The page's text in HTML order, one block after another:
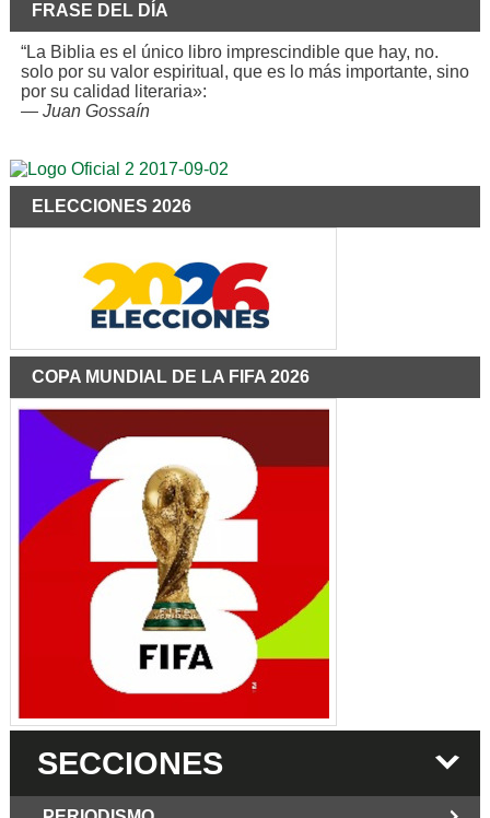
FRASE DEL DÍA
“La Biblia es el único libro imprescindible que hay, no.
solo por su valor espiritual, que es lo más importante, sino
por su calidad literaria»:
— Juan Gossaín
ELECCIONES 2026
COPA MUNDIAL DE LA FIFA 2026
SECCIONES